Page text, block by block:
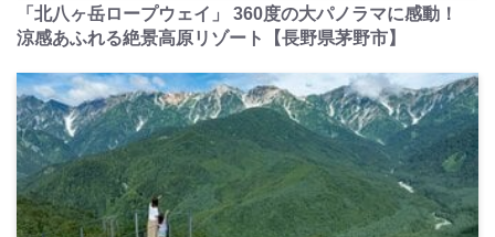
「北八ヶ岳ロープウェイ」 360度の大パノラマに感動！
涼感あふれる絶景高原リゾート【長野県茅野市】